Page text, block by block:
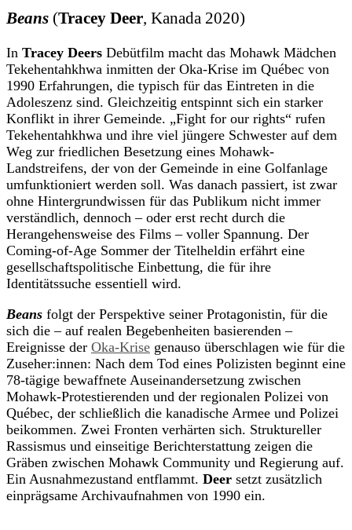
Beans (Tracey Deer, Kanada 2020)
In Tracey Deers Debütfilm macht das Mohawk Mädchen
Tekehentahkhwa inmitten der Oka-Krise im Québec von
1990 Erfahrungen, die typisch für das Eintreten in die
Adoleszenz sind. Gleichzeitig entspinnt sich ein starker
Konflikt in ihrer Gemeinde. „Fight for our rights“ rufen
Tekehentahkhwa und ihre viel jüngere Schwester auf dem
Weg zur friedlichen Besetzung eines Mohawk-
Landstreifens, der von der Gemeinde in eine Golfanlage
umfunktioniert werden soll. Was danach passiert, ist zwar
ohne Hintergrundwissen für das Publikum nicht immer
verständlich, dennoch – oder erst recht durch die
Herangehensweise des Films – voller Spannung. Der
Coming-of-Age Sommer der Titelheldin erfährt eine
gesellschaftspolitische Einbettung, die für ihre
Identitätssuche essentiell wird.
Beans folgt der Perspektive seiner Protagonistin, für die
sich die – auf realen Begebenheiten basierenden –
Ereignisse der Oka-Krise genauso überschlagen wie für die
Zuseher:innen: Nach dem Tod eines Polizisten beginnt eine
78-tägige bewaffnete Auseinandersetzung zwischen
Mohawk-Protestierenden und der regionalen Polizei von
Québec, der schließlich die kanadische Armee und Polizei
beikommen. Zwei Fronten verhärten sich. Struktureller
Rassismus und einseitige Berichterstattung zeigen die
Gräben zwischen Mohawk Community und Regierung auf.
Ein Ausnahmezustand entflammt. Deer setzt zusätzlich
einprägsame Archivaufnahmen von 1990 ein.